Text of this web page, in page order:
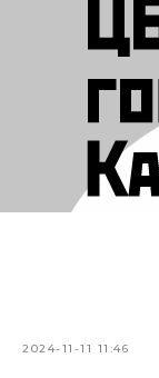
2024-11-11 11:46